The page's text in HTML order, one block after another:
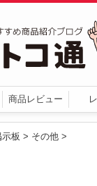
商品レビュー
示板 > その他 >